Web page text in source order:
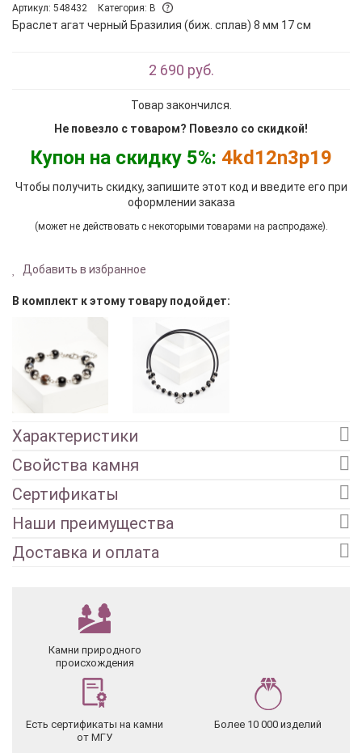
Артикул: 548432 Категория: B
Браслет агат черный Бразилия (биж. сплав) 8 мм 17 см
2 690 руб.
Товар закончился.
Не повезло с товаром? Повезло со скидкой!
Купон на скидку 5%: 4kd12n3p19
Чтобы получить скидку, запишите этот код и введите его при
оформлении заказа
(может не действовать с некоторыми товарами на распродаже).
Добавить в избранное
В комплект к этому товару подойдет:
Характеристики
Свойства камня
Сертификаты
Наши преимущества
Доставка и оплата
Камни природного
происхождения
Есть сертификаты на камни
от МГУ
Более 10 000 изделий